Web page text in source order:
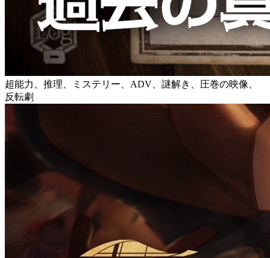
超能力、推理、ミステリー、ADV、謎解き、圧巻の映像、
反転劇